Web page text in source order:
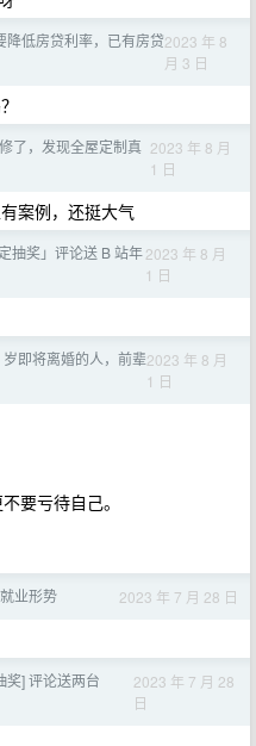
降低房贷利率，已有房贷2023 年 8
月 3 日
了，发现全屋定制真 2023 年 8 月
1 日
案例，还挺大气
抽奖」评论送 B 站年2023 年 8 月
1 日
即将离婚的人，前辈2023 年 8 月
1 日
要亏待自己。
业形势 2023 年 7 月 28 日
奖] 评论送两台
2023 年 7 月 28
日